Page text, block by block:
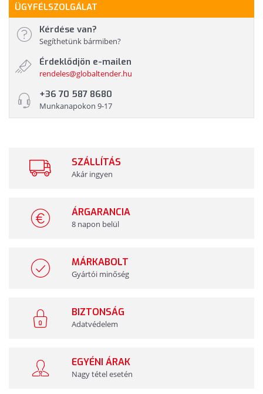
ÜGYFÉLSZOLGÁLAT
Kérdése van?
Segíthetünk bármiben?
Érdeklődjön e-mailen
rendeles@globaltender.hu
+36 70 587 8680
Munkanapokon 9-17
SZÁLLÍTÁS
Akár ingyen
ÁRGARANCIA
8 napon belül
MÁRKABOLT
Gyártói minőség
BIZTONSÁG
Adatvédelem
EGYÉNI ÁRAK
Nagy tétel esetén